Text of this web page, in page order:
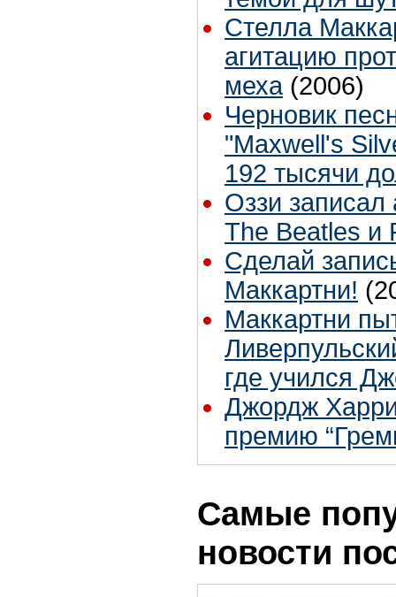
Стелла
агитацию
меха (2006)
Черновик
"Maxwell's
192 тысячи
Оззи записал
The Beatles и
Сделай
Маккартни!
Маккартни
где учился
Джордж
премию
Самые
новости